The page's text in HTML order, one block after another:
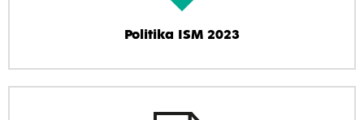
Politika ISM 2023